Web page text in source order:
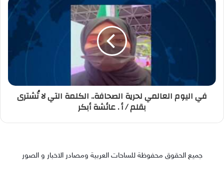
في اليوم العالمي لحرية الصحافة.. الكلمة التي لا تُشترى
بقلم / أ . عائشة أبكر
جميع الحقوق محفوظة للساحات العربية ومصادر الاخبار و الصور